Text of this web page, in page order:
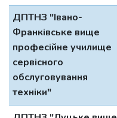
ДПТНЗ "Івано-
Франківське вище
професійне училище
сервісного
обслуговування
техніки"